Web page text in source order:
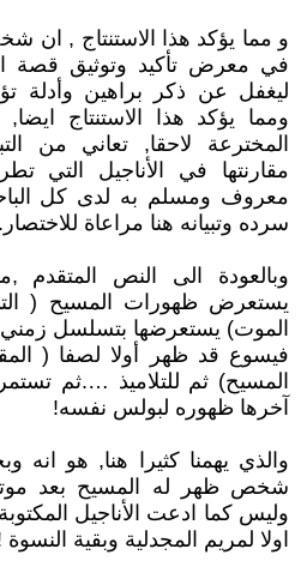
و مما يؤكد هذا الاستنتاج , ان
في معرض تأكيد وتوثيق قصة
ليغفل عن ذكر براهين وأدلة
ومما يؤكد هذا الاستنتاج
المخترعة لاحقا, تعاني من
مقارنتها في الأناجيل التي
معروف ومسلم به لدى كل
سرده وتبيانه هنا مراعاة للاختصار.
وبالعودة الى النص المتقدم
يستعرض ظهورات المسيح (
الموت) يستعرضها بتسلسل زمني
فيسوع قد ظهر أولا لصفا (
المسيح) ثم للتلاميذ ….ثم
آخرها ظهوره لبولس نفسه!
والذي يهمنا كثيرا هنا, هو
شخص ظهر له المسيح بعد
وليس كما ادعت الأناجيل
اولا لمريم المجدلية وبقية النسوة